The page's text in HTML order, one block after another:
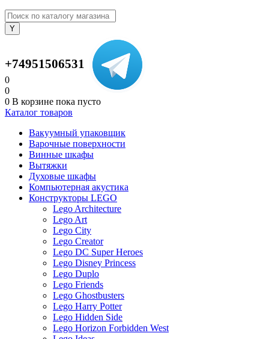
+74951506531
0
0
0 В корзине пока пусто
Каталог товаров
Вакуумный упаковщик
Варочные поверхности
Винные шкафы
Вытяжки
Духовые шкафы
Компьютерная акустика
Конструкторы LEGO
Lego Architecture
Lego Art
Lego City
Lego Creator
Lego DC Super Heroes
Lego Disney Princess
Lego Duplo
Lego Friends
Lego Ghostbusters
Lego Harry Potter
Lego Hidden Side
Lego Horizon Forbidden West